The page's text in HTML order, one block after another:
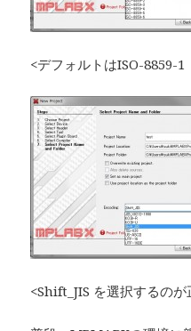
<デフォルトはISO-8859-
<Shift_JIS を選択するの